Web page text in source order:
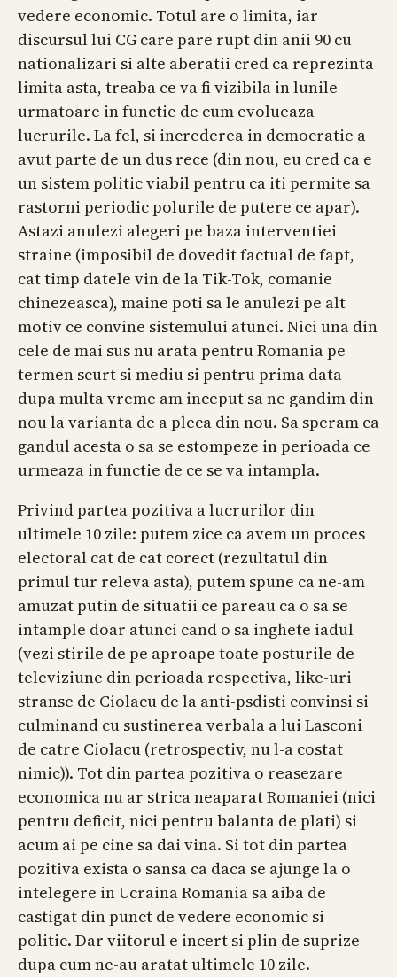
vedere economic. Totul are o limita, iar
discursul lui CG care pare rupt din anii 90 cu
nationalizari si alte aberatii cred ca reprezinta
limita asta, treaba ce va fi vizibila in lunile
urmatoare in functie de cum evolueaza
lucrurile. La fel, si increderea in democratie a
avut parte de un dus rece (din nou, eu cred ca e
un sistem politic viabil pentru ca iti permite sa
rastorni periodic polurile de putere ce apar).
Astazi anulezi alegeri pe baza interventiei
straine (imposibil de dovedit factual de fapt,
cat timp datele vin de la Tik-Tok, comanie
chinezeasca), maine poti sa le anulezi pe alt
motiv ce convine sistemului atunci. Nici una din
cele de mai sus nu arata pentru Romania pe
termen scurt si mediu si pentru prima data
dupa multa vreme am inceput sa ne gandim din
nou la varianta de a pleca din nou. Sa speram ca
gandul acesta o sa se estompeze in perioada ce
urmeaza in functie de ce se va intampla.
Privind partea pozitiva a lucrurilor din
ultimele 10 zile: putem zice ca avem un proces
electoral cat de cat corect (rezultatul din
primul tur releva asta), putem spune ca ne-am
amuzat putin de situatii ce pareau ca o sa se
intample doar atunci cand o sa inghete iadul
(vezi stirile de pe aproape toate posturile de
televiziune din perioada respectiva, like-uri
stranse de Ciolacu de la anti-psdisti convinsi si
culminand cu sustinerea verbala a lui Lasconi
de catre Ciolacu (retrospectiv, nu l-a costat
nimic)). Tot din partea pozitiva o reasezare
economica nu ar strica neaparat Romaniei (nici
pentru deficit, nici pentru balanta de plati) si
acum ai pe cine sa dai vina. Si tot din partea
pozitiva exista o sansa ca daca se ajunge la o
intelegere in Ucraina Romania sa aiba de
castigat din punct de vedere economic si
politic. Dar viitorul e incert si plin de suprize
dupa cum ne-au aratat ultimele 10 zile.